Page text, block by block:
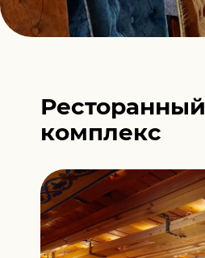
Ресторанный
комплекс